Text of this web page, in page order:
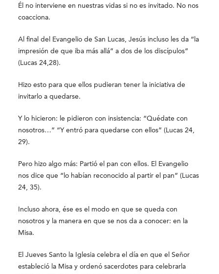
Él no interviene en nuestras vidas si no es invitado. No nos
coacciona.
Al final del Evangelio de San Lucas, Jesús incluso les da “la
impresión de que iba más allá” a dos de los discípulos”
(Lucas 24,28).
Hizo esto para que ellos pudieran tener la iniciativa de
invitarlo a quedarse.
Y lo hicieron: le pidieron con insistencia: “Quédate con
nosotros…” “Y entró para quedarse con ellos” (Lucas 24,
29).
Pero hizo algo más: Partió el pan con ellos. El Evangelio
nos dice que “lo habían reconocido al partir el pan” (Lucas
24, 35).
Incluso ahora, ése es el modo en que se queda con
nosotros y la manera en que se nos da a conocer: en la
Misa.
El Jueves Santo la Iglesia celebra el día en que el Señor
estableció la Misa y ordenó sacerdotes para celebrarla